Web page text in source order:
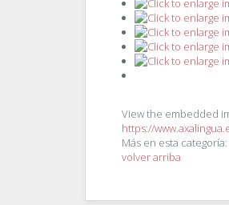
View the embedded
https://
Más en esta categoría:
volver arriba